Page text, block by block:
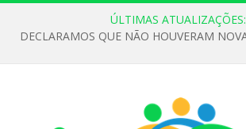
ÚLTIMAS ATUALIZAÇÕES: